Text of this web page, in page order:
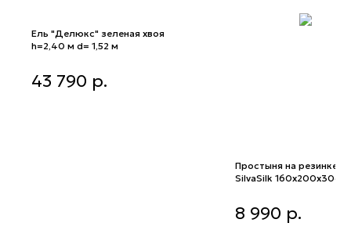
Ель "Делюкс" зеленая хвоя
h=2,40 м d= 1,52 м
h=2,40 м d= 1,52 м
43 790 р.
Простыня на резинке
SilvaSilk 160х200х30см
160х200х30см (3060
8 990 р.